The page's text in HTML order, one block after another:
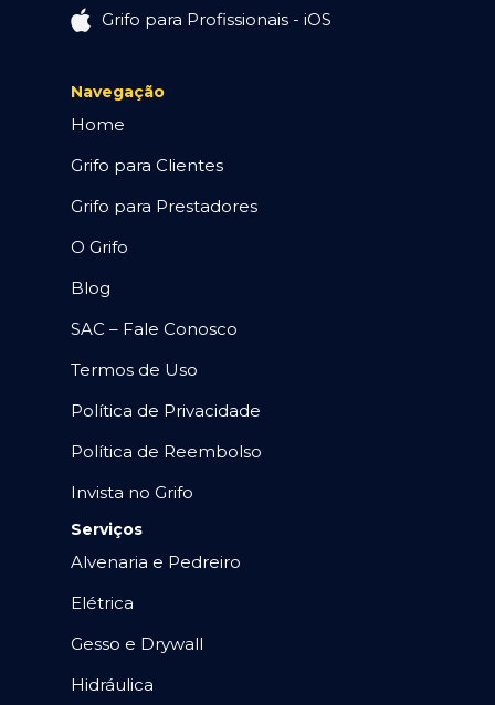
Grifo para Profissionais - iOS
Navegação
Home
Grifo para Clientes
Grifo para Prestadores
O Grifo
Blog
SAC – Fale Conosco
Termos de Uso
Política de Privacidade
Política de Reembolso
Invista no Grifo
Serviços
Alvenaria e Pedreiro
Elétrica
Gesso e Drywall
Hidráulica